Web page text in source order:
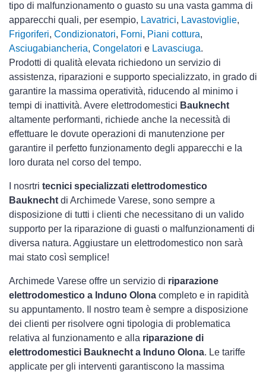
tipo di malfunzionamento o guasto su una vasta gamma di
apparecchi quali, per esempio, Lavatrici, Lavastoviglie,
Frigoriferi, Condizionatori, Forni, Piani cottura,
Asciugabiancheria, Congelatori e Lavasciuga.
Prodotti di qualità elevata richiedono un servizio di
assistenza, riparazioni e supporto specializzato, in grado di
garantire la massima operatività, riducendo al minimo i
tempi di inattività. Avere elettrodomestici Bauknecht
altamente performanti, richiede anche la necessità di
effettuare le dovute operazioni di manutenzione per
garantire il perfetto funzionamento degli apparecchi e la
loro durata nel corso del tempo.
I nosrtri tecnici specializzati elettrodomestico
Bauknecht di Archimede Varese, sono sempre a
disposizione di tutti i clienti che necessitano di un valido
supporto per la riparazione di guasti o malfunzionamenti di
diversa natura. Aggiustare un elettrodomestico non sarà
mai stato così semplice!
Archimede Varese offre un servizio di riparazione
elettrodomestico a Induno Olona completo e in rapidità
su appuntamento. Il nostro team è sempre a disposizione
dei clienti per risolvere ogni tipologia di problematica
relativa al funzionamento e alla riparazione di
elettrodomestici Bauknecht a Induno Olona. Le tariffe
applicate per gli interventi garantiscono la massima